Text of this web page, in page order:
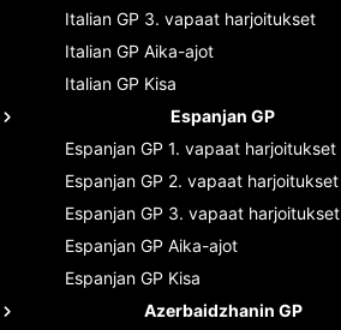
Italian GP 3. vapaat harjoitukset
Italian GP Aika-ajot
Italian GP Kisa
Espanjan GP
Espanjan GP 1. vapaat harjoitukset
Espanjan GP 2. vapaat harjoitukset
Espanjan GP 3. vapaat harjoitukset
Espanjan GP Aika-ajot
Espanjan GP Kisa
Azerbaidzhanin GP